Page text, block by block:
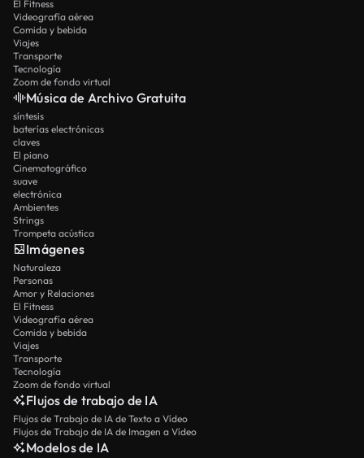
El Fitness
Videografía aérea
Comida y bebida
Viajes
Transporte
Tecnología
Zoom de fondo virtual
Música de Archivo Gratuita
síntesis
baterías electrónicas
claves
El piano
Cinematográfico
suave
electrónica
Ambientes
Strings
Trompeta acústica
Imágenes
Naturaleza
Personas
Amor y Relaciones
El Fitness
Videografía aérea
Comida y bebida
Viajes
Transporte
Tecnología
Zoom de fondo virtual
Flujos de trabajo de IA
Flujos de Trabajo de IA de Texto a Vídeo
Flujos de Trabajo de IA de Imagen a Vídeo
Modelos de IA